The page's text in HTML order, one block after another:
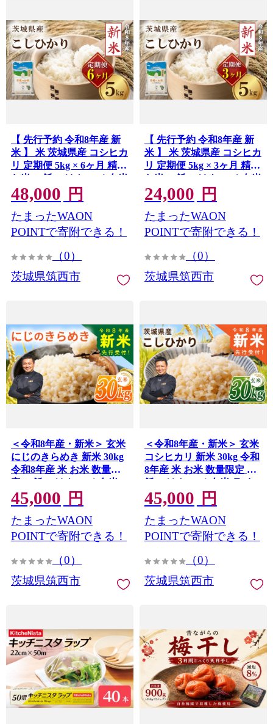
【 先行予約 令和8年産 新
米 】 米 茨城県産 コシヒカ
リ 定期便 5kg × 6ヶ月 精米
お米 ご飯 ごはん コメ 白米
ライス こしひかり 新米
5kg 計 30kg 六ヶ月 6か月
六か月 銘柄米 茨城県 2026
年度 8年度 kome okome て
連続 国産 産地直送 関東 茨
48,000 円
たまったWAON
POINTで寄附できる！
（0）
茨城県筑西市
【 先行予約 令和8年産 新
米 】 米 茨城県産 コシヒカ
リ 定期便 5kg × 3ヶ月 精米
お米 ご飯 ごはん コメ 白米
ライス こしひかり 新米
5kg 三ヶ月 3か月 三か月
計 15kg 銘柄米 茨城県
2026年度 8年度 kome
定期 毎月 連続 国産 産地直
24,000 円
たまったWAON
POINTで寄附できる！
（0）
茨城県筑西市
＜令和8年産・新米＞ 玄米
にじのきらめき 新米 30kg
令和8年産 米 お米 数量限
定 ご飯 ごはん コメ 白米
ライス げんまい ニジノキ
ラメキ 先行予約 2026年産
R8産 玄米30kg 玄米30キロ
米30kg 30キロ 銘柄米 茨城
kome okome 茨城県産 国産
45,000 円
たまったWAON
POINTで寄附できる！
（0）
茨城県筑西市
＜令和8年産・新米＞ 玄米
コシヒカリ 新米 30kg 令和
8年産 米 お米 数量限定 ご
飯 ごはん コメ 白米 ライス
げんまい こしひかり 先行
予約 2026年産 R8産 玄米
30kg 玄米30キロ 米30kg 30
キロ 銘柄米 茨城県 筑西市
茨城県産 国産 産地直送 ※
45,000 円
たまったWAON
POINTで寄附できる！
（0）
茨城県筑西市